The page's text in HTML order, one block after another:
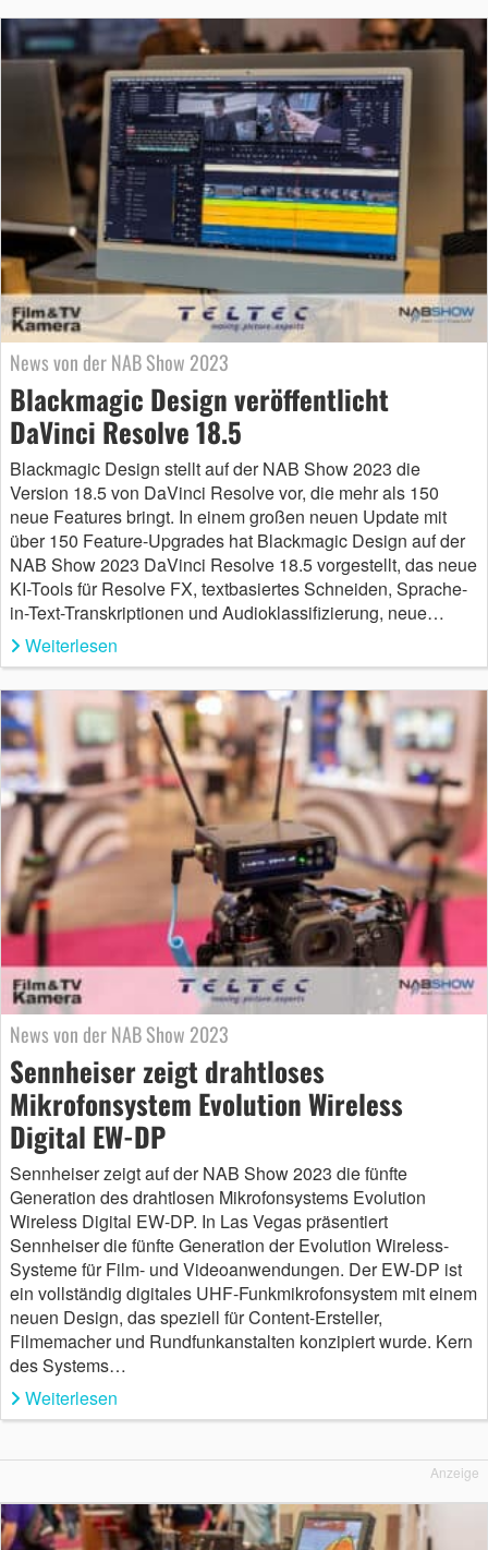
News von der NAB Show 2023
Blackmagic Design veröffentlicht
DaVinci Resolve 18.5
Blackmagic Design stellt auf der NAB Show 2023 die
Version 18.5 von DaVinci Resolve vor, die mehr als 150
neue Features bringt. In einem großen neuen Update mit
über 150 Feature-Upgrades hat Blackmagic Design auf der
NAB Show 2023 DaVinci Resolve 18.5 vorgestellt, das neue
KI-Tools für Resolve FX, textbasiertes Schneiden, Sprache-
in-Text-Transkriptionen und Audioklassifizierung, neue…
Weiterlesen
News von der NAB Show 2023
Sennheiser zeigt drahtloses
Mikrofonsystem Evolution Wireless
Digital EW-DP
Sennheiser zeigt auf der NAB Show 2023 die fünfte
Generation des drahtlosen Mikrofonsystems Evolution
Wireless Digital EW-DP. In Las Vegas präsentiert
Sennheiser die fünfte Generation der Evolution Wireless-
Systeme für Film- und Videoanwendungen. Der EW-DP ist
ein vollständig digitales UHF-Funkmikrofonsystem mit einem
neuen Design, das speziell für Content-Ersteller,
Filmemacher und Rundfunkanstalten konzipiert wurde. Kern
des Systems…
Weiterlesen
Anzeige